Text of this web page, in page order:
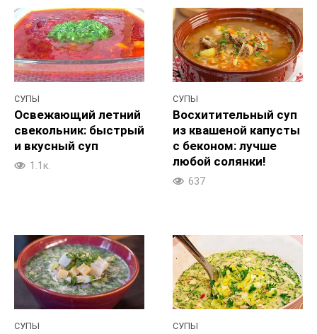
СУПЫ
Освежающий летний
свекольник: быстрый
и вкусный суп
1.1к.
СУПЫ
Восхитительный суп
из квашеной капусты
с беконом: лучше
любой солянки!
637
СУПЫ СУПЫ